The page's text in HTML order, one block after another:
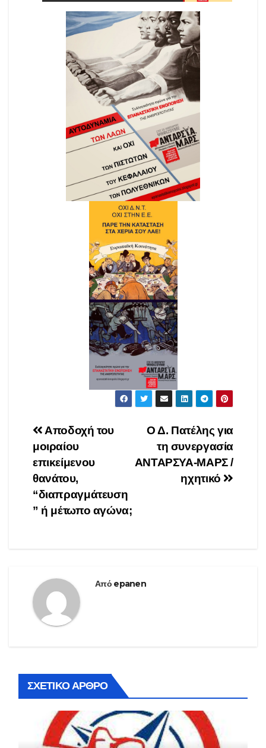
Πλοήγηση
άρθρων
Ο Δ. Πατέλης για
τη συνεργασία
ΑΝΤΑΡΣΥΑ-ΜΑΡΣ /
ηχητικό
Αποδοχή του
μοιραίου
επικείμενου
θανάτου,
“διαπραγμάτευση
” ή μέτωπο αγώνα;
Από epanen
ΣΧΕΤΙΚΌ ΆΡΘΡΟ